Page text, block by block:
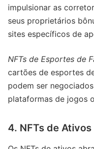
impulsionar as
seus proprietários
sites específicos de
NFTs de Esportes de
cartões de esportes
podem ser
plataformas de jogos
4. NFTs de Ativos